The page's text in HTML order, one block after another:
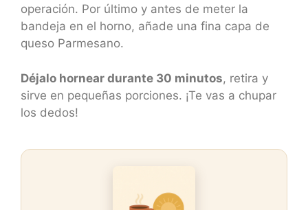
operación. Por último y antes de meter la
bandeja en el horno, añade una fina capa de
queso Parmesano.
Déjalo hornear durante 30 minutos, retira y
sirve en pequeñas porciones. ¡Te vas a chupar
los dedos!